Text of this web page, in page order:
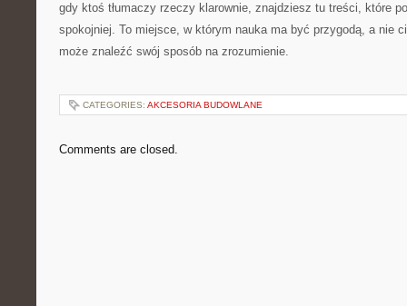
gdy ktoś tłumaczy rzeczy klarownie, znajdziesz tu treści, które
spokojniej. To miejsce, w którym nauka ma być przygodą, a nie
może znaleźć swój sposób na zrozumienie.
CATEGORIES: AKCESORIA BUDOWLANE
Comments are closed.